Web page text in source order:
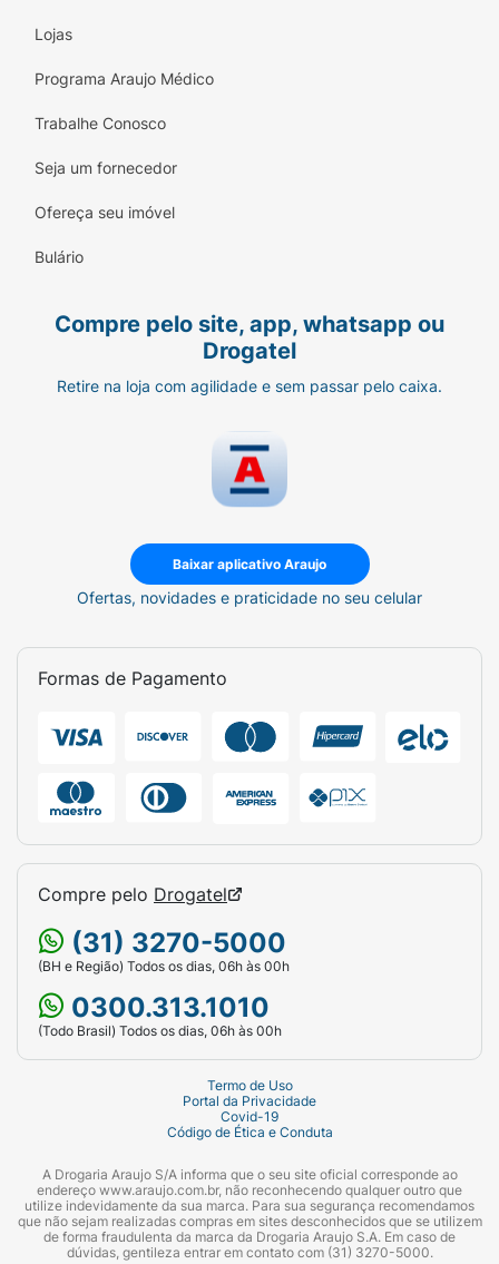
Lojas
Programa Araujo Médico
Trabalhe Conosco
Seja um fornecedor
Ofereça seu imóvel
Bulário
Compre pelo site, app, whatsapp ou
Drogatel
Retire na loja com agilidade e sem passar pelo caixa.
Baixar aplicativo Araujo
Ofertas, novidades e praticidade no seu celular
Formas de Pagamento
Compre pelo Drogatel
(31) 3270-5000
(BH e Região) Todos os dias, 06h às 00h
0300.313.1010
(Todo Brasil) Todos os dias, 06h às 00h
Termo de Uso
Portal da Privacidade
Covid-19
Código de Ética e Conduta
A Drogaria Araujo S/A informa que o seu site oficial corresponde ao
endereço www.araujo.com.br, não reconhecendo qualquer outro que
utilize indevidamente da sua marca. Para sua segurança recomendamos
que não sejam realizadas compras em sites desconhecidos que se utilizem
de forma fraudulenta da marca da Drogaria Araujo S.A. Em caso de
dúvidas, gentileza entrar em contato com (31) 3270-5000.